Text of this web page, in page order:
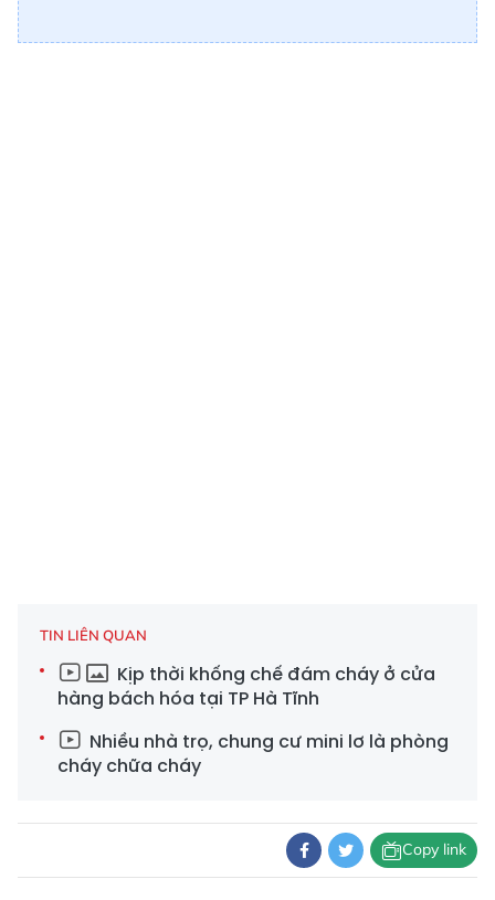
TIN LIÊN QUAN
Kịp thời khống chế đám cháy ở cửa
hàng bách hóa tại TP Hà Tĩnh
Nhiều nhà trọ, chung cư mini lơ là phòng
cháy chữa cháy
Copy link